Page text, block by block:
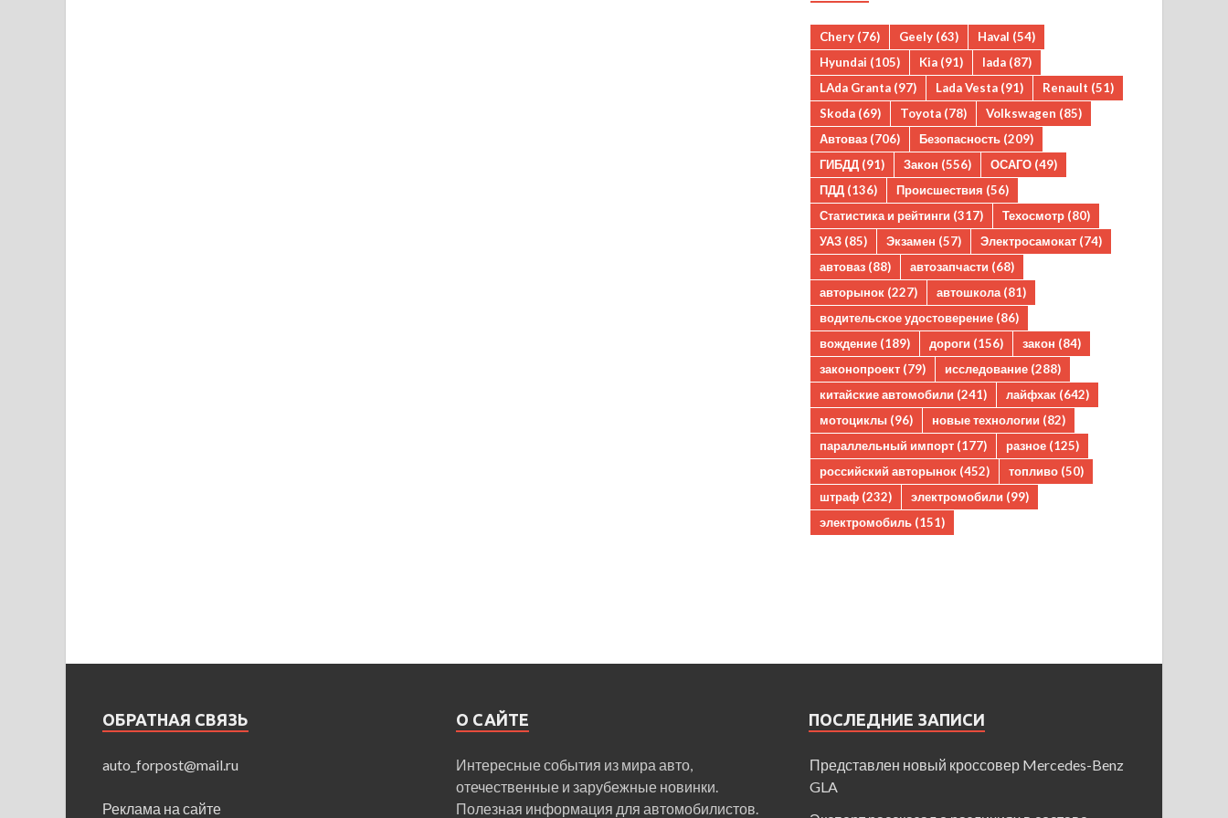
Chery (76) Geely (63) Haval (54)
Hyundai (105) Kia (91) lada (87)
LAda Granta (97) Lada Vesta (91) Renault (51)
Skoda (69) Toyota (78) Volkswagen (85)
Автоваз (706) Безопасность (209)
ГИБДД (91) Закон (556) ОСАГО (49)
ПДД (136) Происшествия (56)
Статистика и рейтинги (317) Техосмотр (80)
УАЗ (85) Экзамен (57) Электросамокат (74)
автоваз (88) автозапчасти (68)
авторынок (227) автошкола (81)
водительское удостоверение (86)
вождение (189) дороги (156) закон (84)
законопроект (79) исследование (288)
китайские автомобили (241) лайфхак (642)
мотоциклы (96) новые технологии (82)
параллельный импорт (177) разное (125)
российский авторынок (452) топливо (50)
штраф (232) электромобили (99)
электромобиль (151)
ОБРАТНАЯ СВЯЗЬ
auto_forpost@mail.ru
Реклама на сайте
О САЙТЕ
Интересные события из мира авто,
отечественные и зарубежные новинки.
Полезная информация для автомобилистов.
ПОСЛЕДНИЕ ЗАПИСИ
Представлен новый кроссовер Mercedes-Benz
GLA